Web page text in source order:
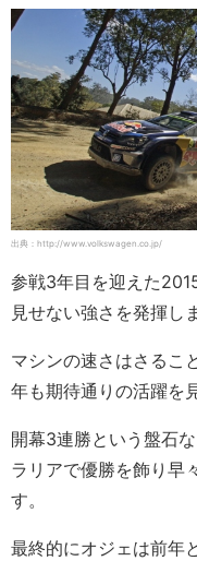
出典：http://www.volkswagen.co.jp/
参戦3年目を迎えた
見せない強さを発揮し
マシンの速さはさるこ
年も期待通りの活躍を
開幕3連勝という盤石
ラリアで優勝を飾り早
す。
最終的にオジェは前年